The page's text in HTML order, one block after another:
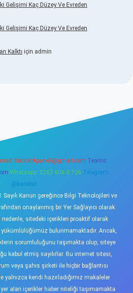
Gelişimi Kaç Düzey Ve Evreden
Gelişimi Kaç Düzey Ve Evreden
Kalktı için admin
mail: backlinkpaneli@gmail.com Teams:
Whatsapp: 0262 606 0 726 Telegram:
@karabul
Kanun gereğince Bilgi Teknolojileri ve
onaylanmış bir Yer Sağlayıcı olarak
nedenle, sitedeki içerikleri proaktif olarak
bulunmamaktadır. Ancak,
sorumluluğunu taşımakta olup, siteye
kabul etmiş sayılırlar. Bu internet sitesi,
veya şahıs şirketi ile hiçbir bağlantısı
yalnızca kendi hazırladığımız makaleler
alan içerikler haber niteliği taşımamakta